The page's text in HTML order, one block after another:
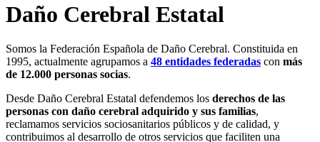
Daño Cerebral Estatal
Somos la Federación Española de Daño Cerebral. Constituida en
1995, actualmente agrupamos a 48 entidades federadas con más
de 12.000 personas socias.
Desde Daño Cerebral Estatal defendemos los derechos de las
personas con daño cerebral adquirido y sus familias,
reclamamos servicios sociosanitarios públicos y de calidad, y
contribuimos al desarrollo de otros servicios que faciliten una